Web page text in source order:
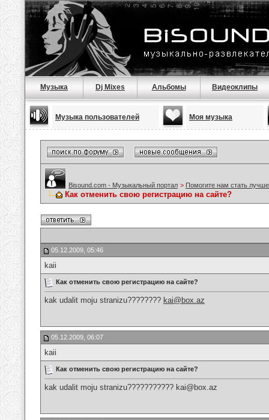
Музыка Dj Mixes Альбомы Видеоклипы
Музыка пользователей Моя музыка
Bisound.com - Музыкальный портал > Помогите нам стать
Как отменить свою регистрацию на сайте?
05.12.2009, 05:46
kaii
Как отменить свою регистрацию на сайте?
kak udalit moju stranizu???????? kai@box.az
05.12.2009, 06:07
kaii
Как отменить свою регистрацию на сайте?
kak udalit moju stranizu??????????? kai@box.az